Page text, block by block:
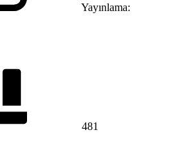
Yayınlama:
481